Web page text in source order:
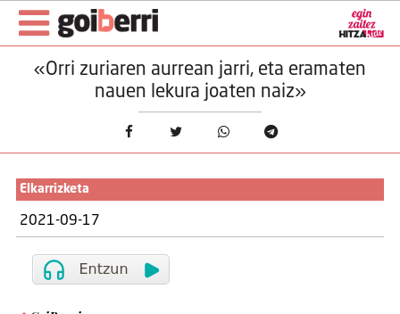
«Orri zuriaren aurrean jarri, eta eramaten
nauen lekura joaten naiz»
Elkarrizketa
2021-09-17